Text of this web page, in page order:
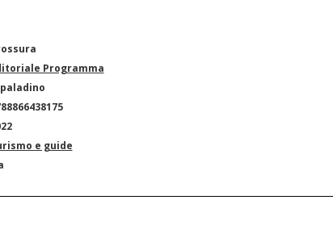
Programma
e guide